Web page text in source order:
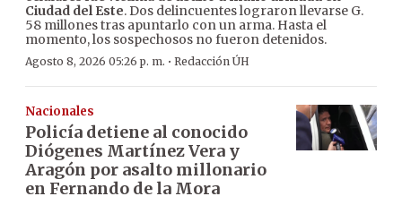
Ciudad del Este. Dos delincuentes lograron llevarse G.
58 millones tras apuntarlo con un arma. Hasta el
momento, los sospechosos no fueron detenidos.
Agosto 8, 2026 05:26 p. m. · Redacción ÚH
Nacionales
Policía detiene al conocido
Diógenes Martínez Vera y
Aragón por asalto millonario
en Fernando de la Mora